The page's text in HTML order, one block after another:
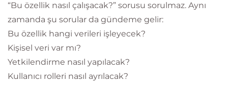
“Bu özellik nasıl çalışacak?” sorusu sorulmaz. Aynı
zamanda şu sorular da gündeme gelir:
Bu özellik hangi verileri işleyecek?
Kişisel veri var mı?
Yetkilendirme nasıl yapılacak?
Kullanıcı rolleri nasıl ayrılacak?